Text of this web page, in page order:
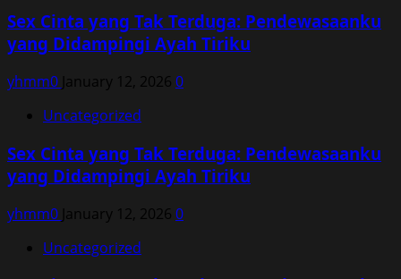
Sex Cinta yang Tak Terduga: Pendewasaanku
yang Didampingi Ayah Tiriku
yhmm0 January 12, 2026 0
Uncategorized
Sex Cinta yang Tak Terduga: Pendewasaanku
yang Didampingi Ayah Tiriku
yhmm0 January 12, 2026 0
Uncategorized